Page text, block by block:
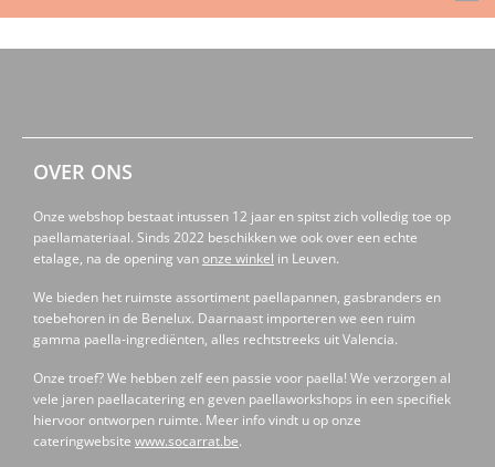
OVER ONS
Onze webshop bestaat intussen 12 jaar en spitst zich volledig toe op
paellamateriaal. Sinds 2022 beschikken we ook over een echte
etalage, na de opening vanonze winkel in Leuven.
We bieden het ruimste assortiment paellapannen, gasbranders en
toebehoren in de Benelux. Daarnaast importeren we een ruim
gamma paella-ingrediënten, alles rechtstreeks uit Valencia.
Onze troef? We hebben zelf een passie voor paella! We verzorgen al
vele jaren paellacatering en geven paellaworkshops in een specifiek
hiervoor ontworpen ruimte. Meer info vindt u op onze
cateringwebsite www.socarrat.be.